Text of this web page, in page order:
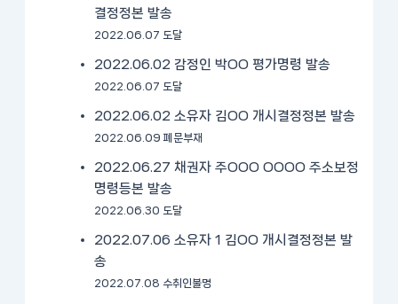
결정정본 발송
2022.06.07 도달
2022.06.02 감정인 박OO 평가명령 발송
2022.06.07 도달
2022.06.02 소유자 김OO 개시결정정본 발송
2022.06.09 폐문부재
2022.06.27 채권자 주OOO OOOO 주소보정
명령등본 발송
2022.06.30 도달
2022.07.06 소유자 1 김OO 개시결정정본 발
송
2022.07.08 수취인불명